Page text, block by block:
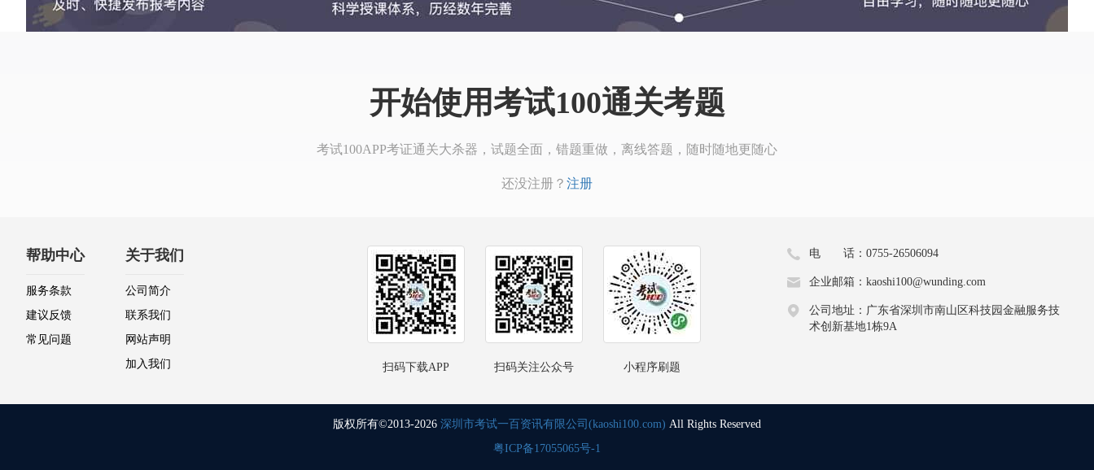
开始使用考试100通关考题
考试100APP考证通关大杀器，试题全面，错题重做，离线答题，随时随地更随心
还没注册？ 注册
帮助中心
服务条款
建议反馈
常见问题
关于我们
公司简介
联系我们
网站声明
加入我们
扫码下载APP 扫码关注公众号 小程序刷题
电 话：0755-26506094
企业邮箱：kaoshi100@wunding.com
公司地址：广东省深圳市南山区科技园金融服务技
术创新基地1栋9A
版权所有©2013-2026 深圳市考试一百资讯有限公司(kaoshi100.com) All Rights Reserved
粤ICP备17055065号-1